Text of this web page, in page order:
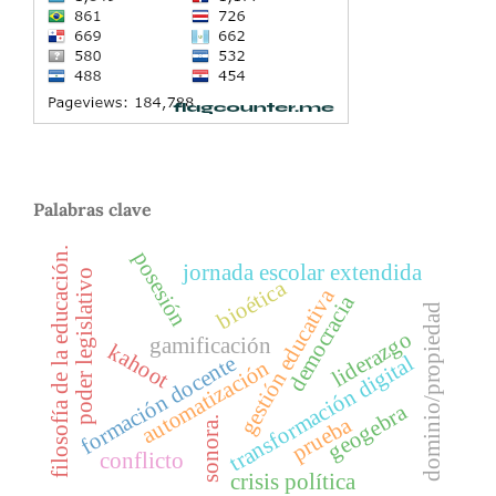
Palabras clave
gestión educativa
jornada escolar extendida
automatizacióntransformación digital
gamificación
formación docente
kahoot
filosofía de la educación. posesión
dominio/propiedad
prueba
crisis política
conflicto
democracia
poder legislativo
liderazgo
geogebra
bioética
sonora.